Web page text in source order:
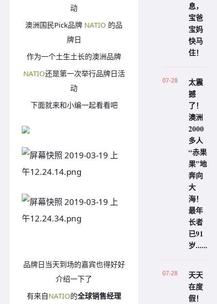
动
澳洲国民Pick品牌 NATIO 的品
牌日
作为一个土生土长的澳洲品牌
NATIO还是第一次举行品牌日活
动
下面就来和小编一起看看吧
品牌日当天到场的嘉宾也得好好
介绍一下了
有来自NATIO的全球销售经理
息，
宝爸
宝妈
快马
住！
07-28
太震
撼
了！
澳洲
2000
多人
“赤果
果”地
奔向
大
海！
最年
长者
已91
岁......
07-28
天天
在度
假！